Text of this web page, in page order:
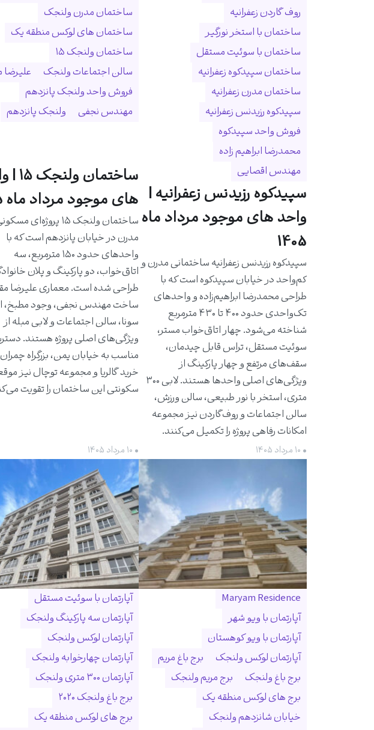
روف گاردن زعفرانیه
ساختمان با استخر نورگیر
ساختمان با سوئیت مستقل
ساختمان سپیدکوه زعفرانیه
ساختمان مدرن زعفرانیه
سپیدکوه رزیدنس زعفرانیه
فروش واحد سپیدکوه
محمدرضا ابراهیم زاده
مهندس اقصایی
سپیدکوه رزیدنس زعفرانیه |
واحد های موجود مرداد ماه
1405
سپیدکوه رزیدنس زعفرانیه ساختمانی مدرن و
کم‌واحد در خیابان سپیدکوه است که با
طراحی محمدرضا ابراهیم‌زاده و واحدهای
تک‌واحدی حدود ۴۰۰ تا ۴۳۰ مترمربع
شناخته می‌شود. چهار اتاق‌خواب مستر،
سوئیت مستقل، تراس قابل چیدمان،
سقف‌های مرتفع و چهار پارکینگ از
ویژگی‌های اصلی واحدها هستند. لابی ۳۰۰
متری، استخر با نور طبیعی، سالن ورزش،
سالن اجتماعات و روف‌گاردن نیز مجموعه
امکانات رفاهی پروژه را تکمیل می‌کنند.
• ۱۰ مرداد ۱۴۰۵
ساختمان مدرن ولنجک
ساختمان های لوکس منطقه یک
ساختمان ولنجک ۱۵
سالن اجتماعات ولنجک
فروش واحد ولنجک پانزدهم
مهندس نجفی
ولنجک پانزدهم
های موجود مرداد ماه 1405
ساختمان ولنجک ۱۵ پروژه‌ای
مدرن در خیابان پانزدهم است که با
واحدهای حدود ۱۵۰ مترمربع، سه
اتاق‌خواب، دو پارکینگ و پلان
طراحی شده است. معماری علیرضا
ساخت مهندس نجفی، وجود مطبخ،
سونا، سالن اجتماعات و لابی مبله از
ویژگی‌های اصلی پروژه هستند.
مناسب به خیابان یمن، بزرگراه
خرید گالریا و مجموعه توچال نیز
سکونتی این ساختمان را تقویت
• ۱۰ مرداد ۱۴۰۵
Maryam Residence
آپارتمان با ویو شهر
آپارتمان با ویو کوهستان
آپارتمان لوکس ولنجک
برج باغ مریم
برج باغ ولنجک
برج مریم ولنجک
برج های لوکس منطقه یک
خیابان شانزدهم ولنجک
آپارتمان با سوئیت مستقل
آپارتمان سه پارکینگ ولنجک
آپارتمان لوکس ولنجک
آپارتمان چهارخوابه ولنجک
آپارتمان ۳۰۰ متری ولنجک
برج باغ ولنجک ۲۰۲۰
برج های لوکس منطقه یک